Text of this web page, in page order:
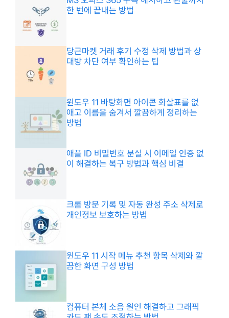
한 번에 끝내는 방법
당근마켓 거래 후기 수정 삭제 방법과 상
대방 차단 여부 확인하는 팁
윈도우 11 바탕화면 아이콘 화살표를 없
애고 이름을 숨겨서 깔끔하게 정리하는
방법
애플 ID 비밀번호 분실 시 이메일 인증 없
이 해결하는 복구 방법과 핵심 비결
크롬 방문 기록 및 자동 완성 주소 삭제로
개인정보 보호하는 방법
윈도우 11 시작 메뉴 추천 항목 삭제와 깔
끔한 화면 구성 방법
컴퓨터 본체 소음 원인 해결하고 그래픽